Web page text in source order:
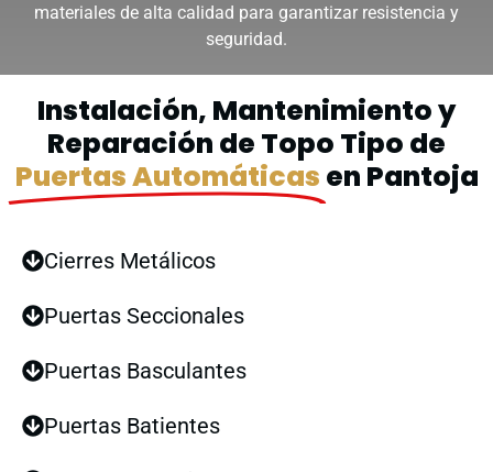
materiales de alta calidad para garantizar resistencia y
seguridad.
Instalación, Mantenimiento y
Reparación de Topo Tipo de
Puertas Automáticas en Pantoja
Cierres Metálicos
Puertas Seccionales
Puertas Basculantes
Puertas Batientes